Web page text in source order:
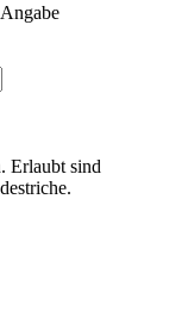
Erlaubt sind